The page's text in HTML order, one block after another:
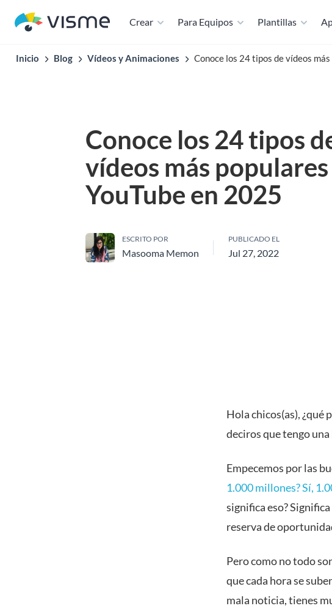
Crear Para Equipos Plantillas
Inicio Blog Vídeos y Animaciones Conoce los 24 tipos de vídeos
Conoce los 24 tipos
vídeos más
YouTube en 2025
ESCRITO POR
Masooma Memon
PUBLICADO EL
Jul 27, 2022
Hola chicos(as), ¿qué
deciros que tengo
Empecemos por las
1.000 millones? Sí,
significa eso?
reserva de
Pero como no todo
que cada hora se
mala noticia, tienes